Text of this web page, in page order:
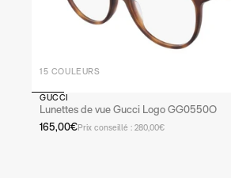
15 COULEURS
GUCCI
Lunettes de vue Gucci Logo GG0550O
165,00€Prix conseillé : 280,00€